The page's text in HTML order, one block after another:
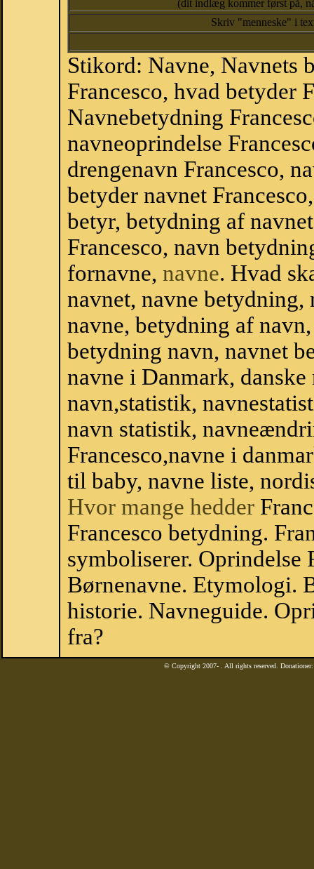
(dit indlæg kommer først på,
Skriv "menneske" i
Stikord: Navne, Navnets
Francesco, hvad betyder
Navnebetydning
navneoprindelse
drengenavn Francesco,
betyder navnet
betyr, betydning af
Francesco, navn
fornavne, navne. Hvad
navnet, navne
navne, betydning af
betydning navn, navnet
navne i Danmark,
navn,statistik,
navn statistik,
Francesco,navne i
til baby, navne liste,
Hvor mange hedder
Francesco betydning.
symboliserer. Oprindelse
Børnenavne. Etymologi.
historie. Navneguide.
fra?
© Copyright 2007- . All rights reserved.